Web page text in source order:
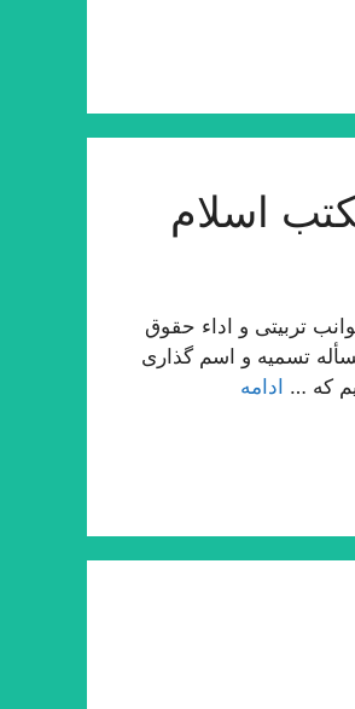
اسلام
تربیتی و اداء حقوق
تسمیه و اسم گذاری
كه … ادامه